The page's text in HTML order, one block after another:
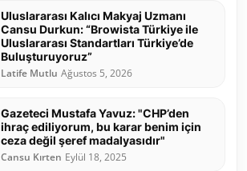
Uluslararası Kalıcı Makyaj Uzmanı
Cansu Durkun: “Browista Türkiye ile
Uluslararası Standartları Türkiye’de
Buluşturuyoruz”
Latife Mutlu Ağustos 5, 2026
Gazeteci Mustafa Yavuz: "CHP’den
ihraç ediliyorum, bu karar benim için
ceza değil şeref madalyasıdır"
Cansu Kırten Eylül 18, 2025